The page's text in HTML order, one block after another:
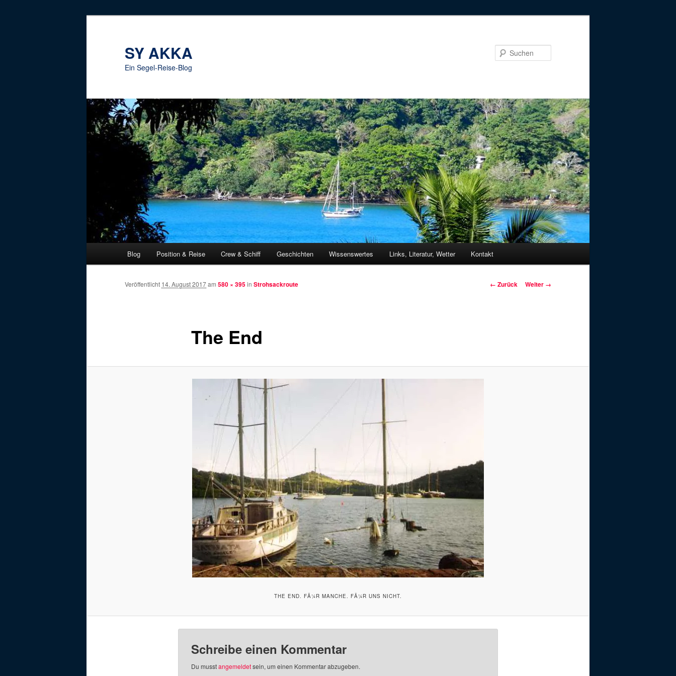
SY AKKA
Ein Segel-Reise-Blog
Blog Position & Reise Crew & Schiff Geschichten Wissenswertes Links, Literatur, Wetter Kontakt
Bilder-
← Zurück Weiter →
The End
Veröffentlicht 14. August 2017am 580 × 395in Strohsackroute
THE END. FÃ¼R MANCHE. FÃ¼R UNS NICHT.
Schreibe einen Kommentar
Du musstangemeldetsein, um einen Kommentar abzugeben.